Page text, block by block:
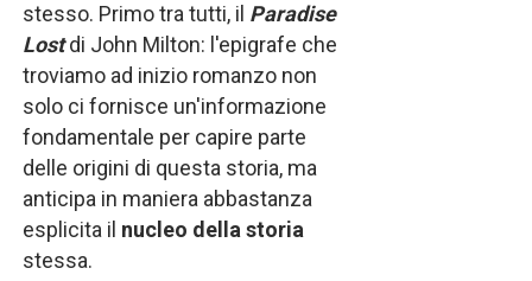
stesso. Primo tra tutti, il Paradise
Lostdi John Milton: l'epigrafe che
troviamo ad inizio romanzo non
solo ci fornisce un'informazione
fondamentale per capire parte
delle origini di questa storia, ma
anticipa in maniera abbastanza
esplicita il nucleo della storia
stessa.